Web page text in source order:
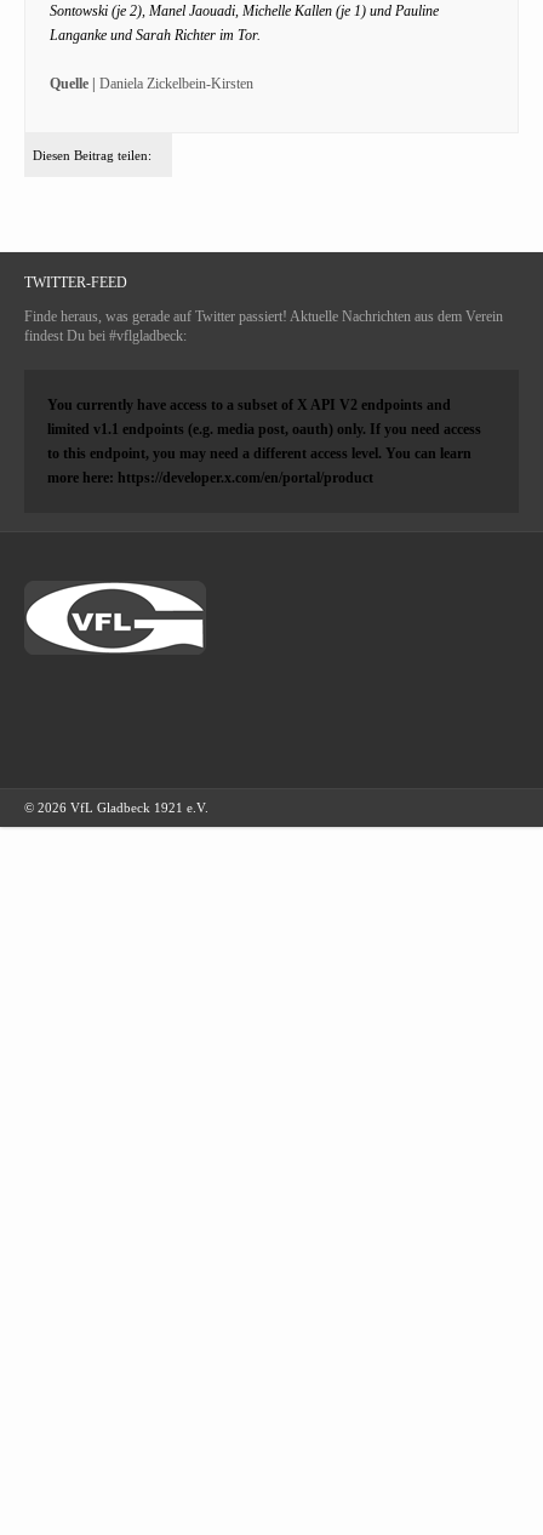
Sontowski (je 2), Manel Jaouadi, Michelle Kallen (je 1) und Pauline
Langanke und Sarah Richter im Tor.
Quelle | Daniela Zickelbein-Kirsten
Diesen Beitrag teilen:
TWITTER-FEED
Finde heraus, was gerade auf Twitter passiert! Aktuelle Nachrichten aus dem Verein
findest Du bei #vflgladbeck:
You currently have access to a subset of X API V2 endpoints and
limited v1.1 endpoints (e.g. media post, oauth) only. If you need access
to this endpoint, you may need a different access level. You can learn
more here: https://developer.x.com/en/portal/product
© 2026 VfL Gladbeck 1921 e.V.